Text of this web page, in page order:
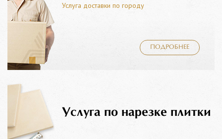
Услуга доставки по городу
ПОДРОБНЕЕ
Услуга по нарезке плитки